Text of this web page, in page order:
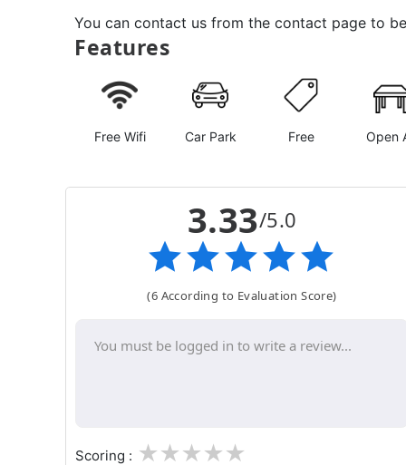
You can contact us from the contact page to
Features
Free Wifi Car Park Free Open
3.33/5.0
(6 According to Evaluation Score)
Scoring : 3
2
1